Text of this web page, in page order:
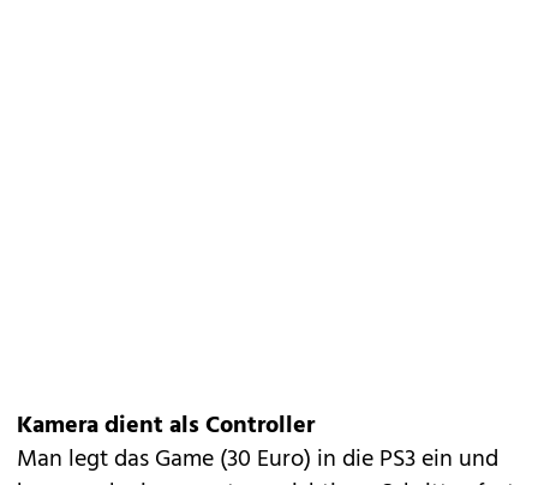
Kamera dient als Controller
Man legt das Game (30 Euro) in die PS3 ein und